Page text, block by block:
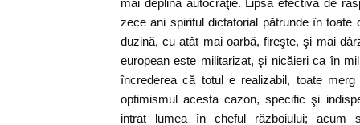
mai deplină autocraţie. Lipsa efectivă de
zece ani spiritul dictatorial pătrunde în
duzină, cu atât mai oarbă, fireşte, şi mai
european este militarizat, şi nicăieri ca în
încrederea că totul e realizabil, toate
optimismul acesta cazon, specific şi
intrat lumea în cheful războiului; acum